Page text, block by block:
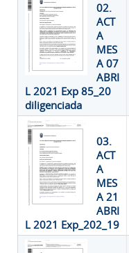
02.
ACT
A
MES
A 07
ABRI
L 2021 Exp 85_20
diligenciada
03.
ACT
A
MES
A 21
ABRI
L 2021 Exp_202_19